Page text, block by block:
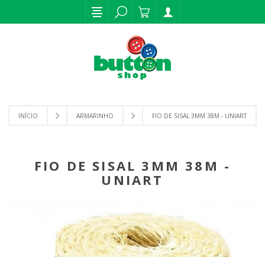
INÍCIO ARMARINHO FIO DE SISAL 3MM 38M - UNIART
FIO DE SISAL 3MM 38M -
UNIART